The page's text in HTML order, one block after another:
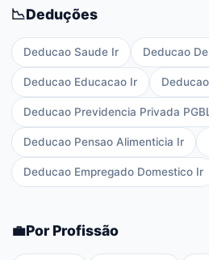
📉Deduções
Deducao Saude Ir Deducao
Deducao Educacao Ir
Deducao Previdencia Privada
Deducao Pensao Alimenticia Ir
Deducao Empregado Domestico Ir
💼Por Profissão